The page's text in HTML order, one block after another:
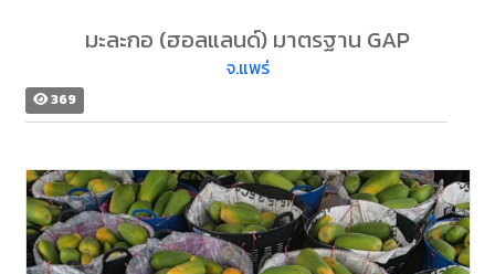
มะละกอ (ฮอลแลนด์) มาตรฐาน GAP
จ.แพร่
369